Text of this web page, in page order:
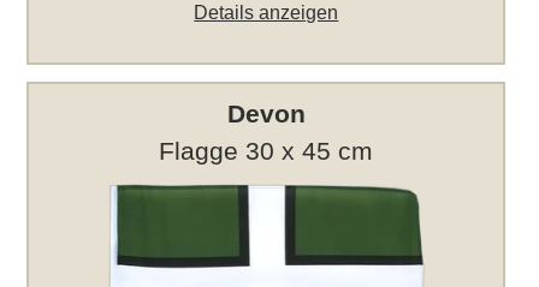
Details anzeigen
Devon
Flagge 30 x 45 cm